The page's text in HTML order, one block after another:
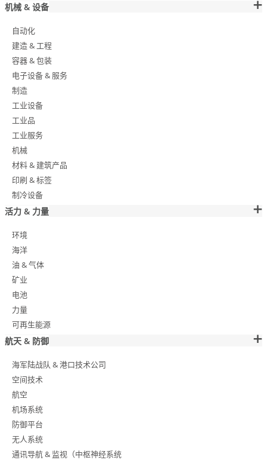
机械 & 设备
自动化
建造 & 工程
容器 & 包装
电子设备 & 服务
制造
工业设备
工业品
工业服务
机械
材料 & 建筑产品
印刷 & 标签
制冷设备
活力 & 力量
环境
海洋
油 & 气体
矿业
电池
力量
可再生能源
航天 & 防御
海军陆战队 & 港口技术公司
空间技术
航空
机场系统
防御平台
无人系统
通讯导航 & 监视（中枢神经系统